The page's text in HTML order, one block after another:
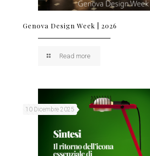
Genova Design Week | 2026
Read more
10 Dicembre 2025